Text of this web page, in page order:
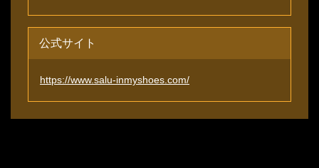
公式サイト
https://www.salu-inmyshoes.com/